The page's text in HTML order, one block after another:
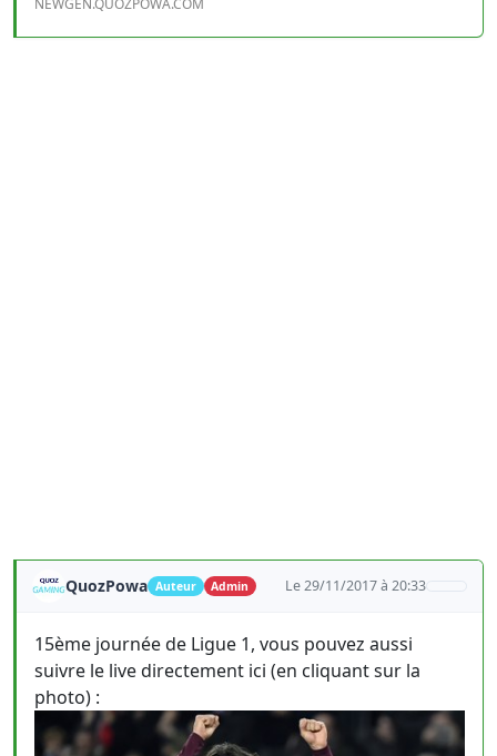
NEWGEN.QUOZPOWA.COM
QuozPowa Auteur Admin Le 29/11/2017 à 20:33
15ème journée de Ligue 1, vous pouvez aussi
suivre le live directement ici (en cliquant sur la
photo) :